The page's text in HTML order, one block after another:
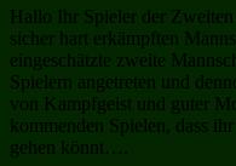
Hallo Ihr Spieler der
sicher hart erkämpften
eingeschätzte zweite
Spielern angetreten und
von Kampfgeist und guter
kommenden Spielen, dass
gehen könnt….